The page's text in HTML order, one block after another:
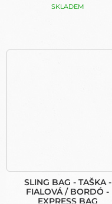
SKLADEM
SLING BAG - TAŠKA -
FIALOVÁ / BORDÓ -
EXPRESS BAG